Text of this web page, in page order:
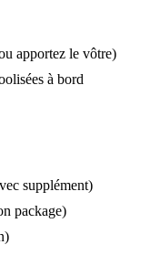
apportez le vôtre)
à bord
supplément)
package)